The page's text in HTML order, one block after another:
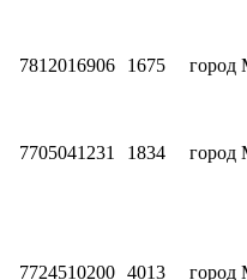
7812016906 1675 город
7705041231 1834 город
7724510200 4013 город